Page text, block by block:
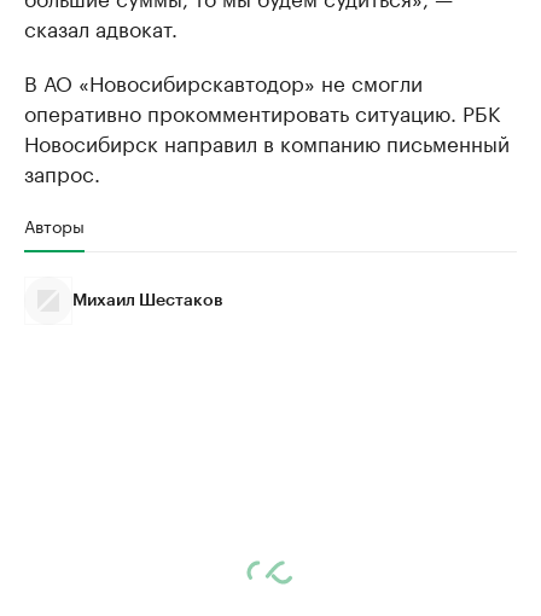
сказал адвокат.
В АО «Новосибирскавтодор» не смогли
оперативно прокомментировать ситуацию. РБК
Новосибирск направил в компанию письменный
запрос.
Авторы
Михаил Шестаков